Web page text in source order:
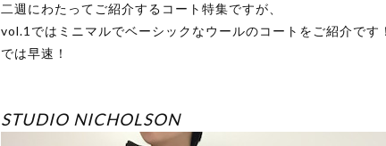
二週にわたってご紹介するコート特集ですが、
vol.1ではミニマルでベーシックなウールのコートをご紹介です
では早速！
STUDIO NICHOLSON